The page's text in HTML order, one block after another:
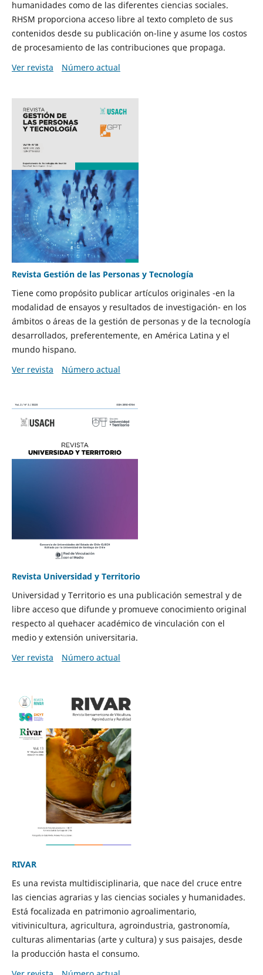
humanidades como de las diferentes ciencias sociales.
RHSM proporciona acceso libre al texto completo de sus
contenidos desde su publicación on-line y asume los costos
de procesamiento de las contribuciones que propaga.
Ver revista
Número actual
Revista Gestión de las Personas y Tecnología
Tiene como propósito publicar artículos originales -en la
modalidad de ensayos y resultados de investigación- en los
ámbitos o áreas de la gestión de personas y de la tecnología
desarrollados, preferentemente, en América Latina y el
mundo hispano.
Ver revista
Número actual
Revista Universidad y Territorio
Universidad y Territorio es una publicación semestral y de
libre acceso que difunde y promueve conocimiento original
respecto al quehacer académico de vinculación con el
medio y extensión universitaria.
Ver revista
Número actual
RIVAR
Es una revista multidisciplinaria, que nace del cruce entre
las ciencias agrarias y las ciencias sociales y humanidades.
Está focalizada en patrimonio agroalimentario,
vitivinicultura, agricultura, agroindustria, gastronomía,
culturas alimentarias (arte y cultura) y sus paisajes, desde
la producción hasta el consumo.